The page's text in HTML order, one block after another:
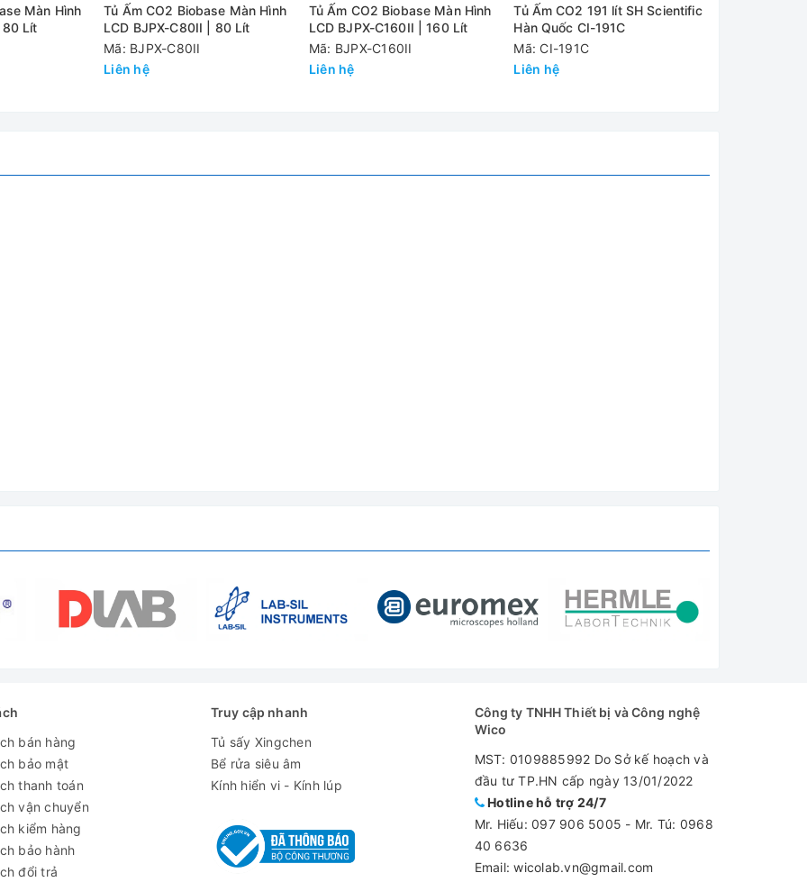
~ 20%
ảnh; Báo động quá nhiệt độ;
C;
Màn Hình
80 Lít
Tủ Ấm CO2 Biobase Màn Hình
LCD BJPX-C80II | 80 Lít
Mã: BJPX-C80II
Liên hệ
Tủ Ấm CO2 Biobase Màn Hình
LCD BJPX-C160II | 160 Lít
Mã: BJPX-C160II
Liên hệ
Tủ Ấm CO2 191 lít SH Scientific
Hàn Quốc CI-191C
Mã: CI-191C
Liên hệ
bán hàng
bảo mật
thanh toán
vận chuyển
kiểm hàng
bảo hành
đổi trả
Truy cập nhanh
Tủ sấy Xingchen
Bể rửa siêu âm
Kính hiển vi - Kính lúp
Công ty TNHH Thiết bị và Công nghệ
Wico
MST: 0109885992 Do Sở kế hoạch và
đầu tư TP.HN cấp ngày 13/01/2022
Hotline hỗ trợ 24/7
Mr. Hiếu: 097 906 5005 - Mr. Tú: 0968
40 6636
Email: wicolab.vn@gmail.com